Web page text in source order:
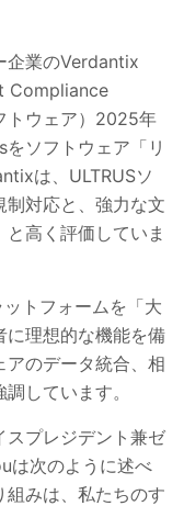
企業のVerdantix
Compliance
ウェア） 2025年
をソフトウェア「リ
は、 ULTRUSソ
制対応と、強力な文
高く評価していま
ットフォームを「大
に理想的な機能を備
アのデータ統合、相
しています。
スプレジデント兼ゼ
は次のように述べ
組みは、私たちのす